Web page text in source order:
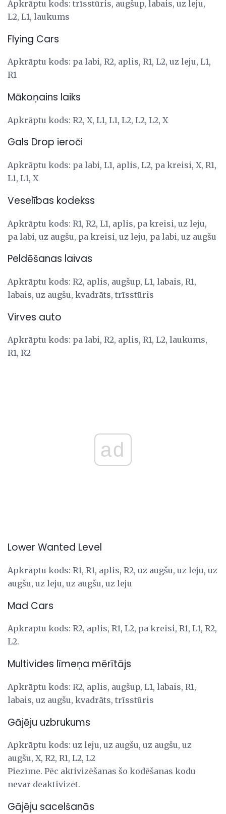
Apkrāptu kods: trīsstūris, augšup, labais, uz leju,
L2, L1, laukums
Flying Cars
Apkrāptu kods: pa labi, R2, aplis, R1, L2, uz leju, L1,
R1
Mākoņains laiks
Apkrāptu kods: R2, X, L1, L1, L2, L2, L2, X
Gals Drop ieroči
Apkrāptu kods: pa labi, L1, aplis, L2, pa kreisi, X, R1,
L1, L1, X
Veselības kodekss
Apkrāptu kods: R1, R2, L1, aplis, pa kreisi, uz leju,
pa labi, uz augšu, pa kreisi, uz leju, pa labi, uz augšu
Peldēšanas laivas
Apkrāptu kods: R2, aplis, augšup, L1, labais, R1,
labais, uz augšu, kvadrāts, trīsstūris
Virves auto
Apkrāptu kods: pa labi, R2, aplis, R1, L2, laukums,
R1, R2
ad
Lower Wanted Level
Apkrāptu kods: R1, R1, aplis, R2, uz augšu, uz leju, uz
augšu, uz leju, uz augšu, uz leju
Mad Cars
Apkrāptu kods: R2, aplis, R1, L2, pa kreisi, R1, L1, R2,
L2.
Multivides līmeņa mērītājs
Apkrāptu kods: R2, aplis, augšup, L1, labais, R1,
labais, uz augšu, kvadrāts, trīsstūris
Gājēju uzbrukums
Apkrāptu kods: uz leju, uz augšu, uz augšu, uz
augšu, X, R2, R1, L2, L2
Piezīme. Pēc aktivizēšanas šo kodēšanas kodu
nevar deaktivizēt.
Gājēju sacelšanās